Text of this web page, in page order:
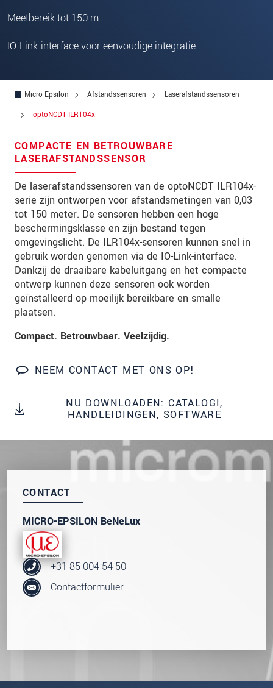
Meetbereik tot 150 m
IO-Link-interface voor eenvoudige integratie
Micro-Epsilon Afstandssensoren
Laserafstandssensoren
optoNCDT ILR104x
COMPACTE EN BETROUWBARE
LASERAFSTANDSSENSOR
De laserafstandssensoren van de optoNCDT ILR104x-
serie zijn ontworpen voor afstandsmetingen van 0,03
tot 150 meter. De sensoren hebben een hoge
beschermingsklasse en zijn bestand tegen
omgevingslicht. De ILR104x-sensoren kunnen snel in
gebruik worden genomen via de IO-Link-interface.
Dankzij de draaibare kabeluitgang en het compacte
ontwerp kunnen deze sensoren ook worden
geïnstalleerd op moeilijk bereikbare en smalle
plaatsen.
Compact. Betrouwbaar. Veelzijdig.
NEEM CONTACT MET ONS OP!
NU DOWNLOADEN: CATALOGI,
HANDLEIDINGEN, SOFTWARE
CONTACT
MICRO-EPSILON BeNeLux
+31 85 004 54 50
Contactformulier
Telefoon
E-mail*
Bericht*
Houd mij op de hoogte van
productinnovaties via e-mail.
* Verplichte velden
We behandelen uw gegevens vertrouwelijk. Lees
onzePrivacyverklaring.
BERICHT VERZENDEN